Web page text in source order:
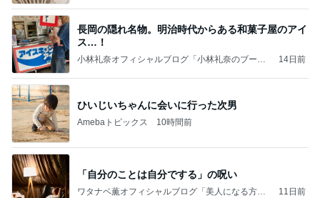
長岡の隠れ名物。明治時代からある和菓子屋のアイ
ス…！
小林礼奈オフィシャルブログ「小林礼奈のブーブ
14日前
ひいじいちゃんに会いに行った次男
Amebaトピックス 10時間前
「自分のことは自分でする」の呪い
ワタナベ薫オフィシャルブログ「美人になる方
11日前